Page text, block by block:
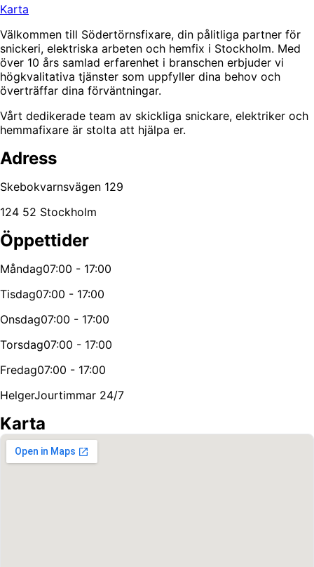
Karta
Välkommen till Södertörnsfixare, din pålitliga partner för
snickeri, elektriska arbeten och hemfix i Stockholm. Med
över 10 års samlad erfarenhet i branschen erbjuder vi
högkvalitativa tjänster som uppfyller dina behov och
överträffar dina förväntningar.
Vårt dedikerade team av skickliga snickare, elektriker och
hemmafixare är stolta att hjälpa er.
Adress
Skebokvarnsvägen 129
124 52 Stockholm
Öppettider
Måndag07:00 - 17:00
Tisdag07:00 - 17:00
Onsdag07:00 - 17:00
Torsdag07:00 - 17:00
Fredag07:00 - 17:00
HelgerJourtimmar 24/7
Karta